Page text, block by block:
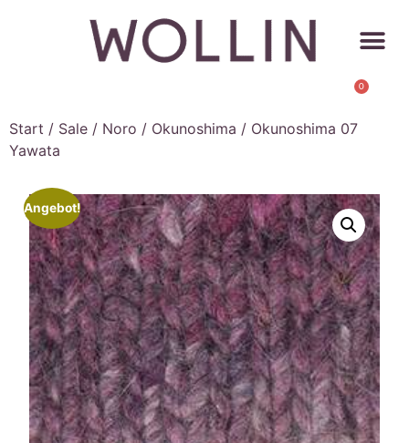
0
Start / Sale / Noro / Okunoshima / Okunoshima 07
Yawata
Angebot!